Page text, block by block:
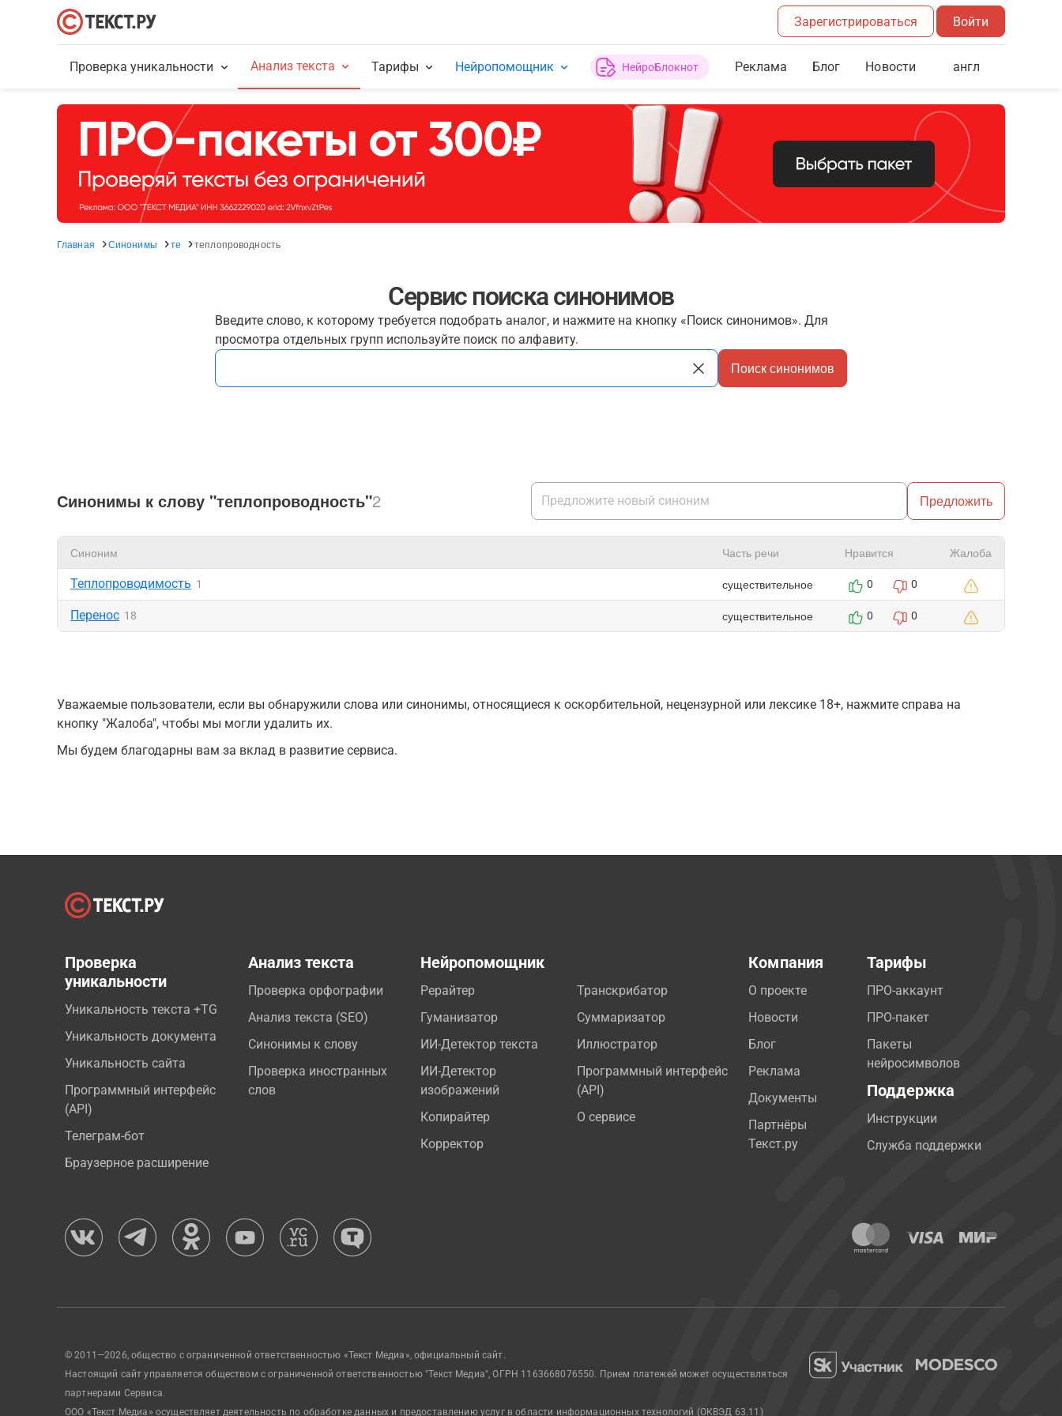
Зарегистрироваться Войти
Проверка уникальности Анализ текста Тарифы Нейропомощник НейроБлокнот Реклама Блог Новости англ
Главная Синонимы те теплопроводность
Сервис поиска синонимов
Введите слово, к которому требуется подобрать аналог, и нажмите на кнопку «Поиск синонимов». Для
просмотра отдельных групп используйте поиск по алфавиту.
Поиск синонимов
Синонимы к слову "теплопроводность"2 Предложить
Синоним Часть речи Нравится Жалоба
Теплопроводимость 1 существительное 0 0
Перенос 18 существительное 0 0
Уважаемые пользователи, если вы обнаружили слова или синонимы, относящиеся к оскорбительной, нецензурной или лексике 18+, нажмите справа на
кнопку "Жалоба", чтобы мы могли удалить их.
Мы будем благодарны вам за вклад в развитие сервиса.
Проверка
уникальности
Уникальность текста +TG
Уникальность документа
Уникальность сайта
Программный интерфейс
(API)
Телеграм-бот
Браузерное расширение
Анализ текста
Проверка орфографии
Анализ текста (SEO)
Синонимы к слову
Проверка иностранных
слов
Нейропомощник
Рерайтер
Гуманизатор
ИИ-Детектор текста
ИИ-Детектор
изображений
Копирайтер
Корректор
Транскрибатор
Суммаризатор
Иллюстратор
Программный интерфейс
(API)
О сервисе
Компания
О проекте
Новости
Блог
Реклама
Документы
Партнёры
Текст.ру
Тарифы
ПРО-аккаунт
ПРО-пакет
Пакеты
нейросимволов
Поддержка
Инструкции
Служба поддержки
© 2011—2026, общество с ограниченной ответственностью «Текст Медиа», официальный сайт.
Настоящий сайт управляется обществом с ограниченной ответственностью "Текст Медиа", ОГРН 1163668076550. Прием платежей может осуществляться
партнерами Сервиса.
ООО «Текст Медиа» осуществляет деятельность по обработке данных и предоставлению услуг в области информационных технологий (ОКВЭД 63.11)